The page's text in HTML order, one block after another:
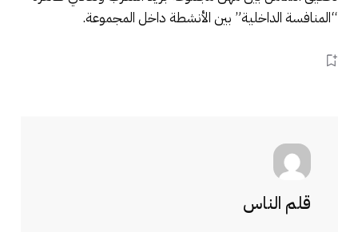
“المنافسة الداخلية” بين الأنشطة داخل المجموعة.
قلم الناس